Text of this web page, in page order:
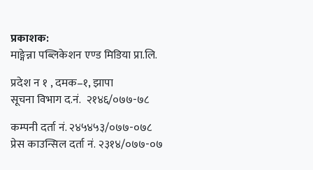
प्रकाशक:
माङ्गेन्ना पब्लिकेशन एण्ड मिडिया प्रा.लि.
प्रदेश न १ , दमक–१, झापा
सूचना विभाग द.नं. २१४६/०७७-७८
कम्पनी दर्ता नं. २४५४५३/०७७-०७८
प्रेस काउन्सिल दर्ता नं. २३१४/०७७-०७